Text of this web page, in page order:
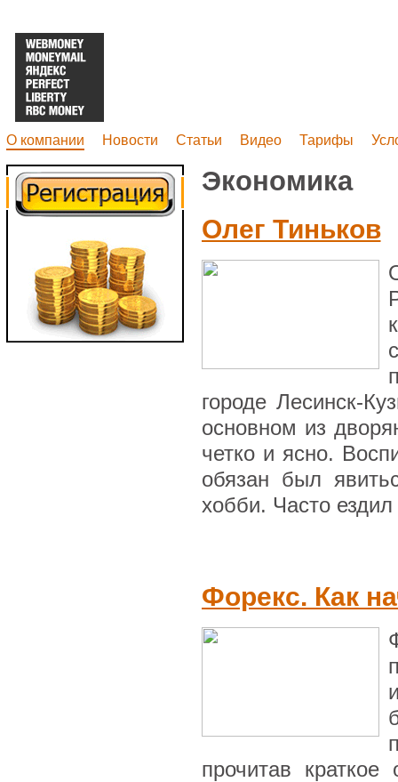
О компании Новости Статьи Видео Тарифы
Экономика
Олег Тиньков
городе Лесинск-
основном из
четко и ясно.
обязан был
хобби. Часто
Форекс. Как
прочитав